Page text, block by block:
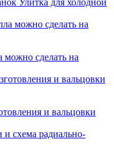
Улитка для холодной
можно сделать на
и вальцовки